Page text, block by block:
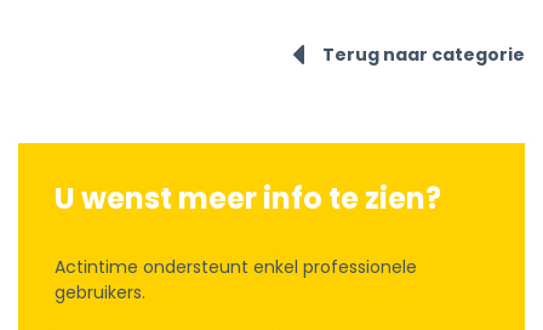
Terug naar categorie
U wenst meer info te zien?
Actintime ondersteunt enkel professionele
gebruikers.